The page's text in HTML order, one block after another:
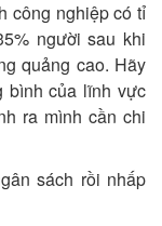
công nghiệp có tỉ
người sau khi
quảng cao. Hãy
bình của lĩnh vực
ra mình cần chi
sách rồi nhấp